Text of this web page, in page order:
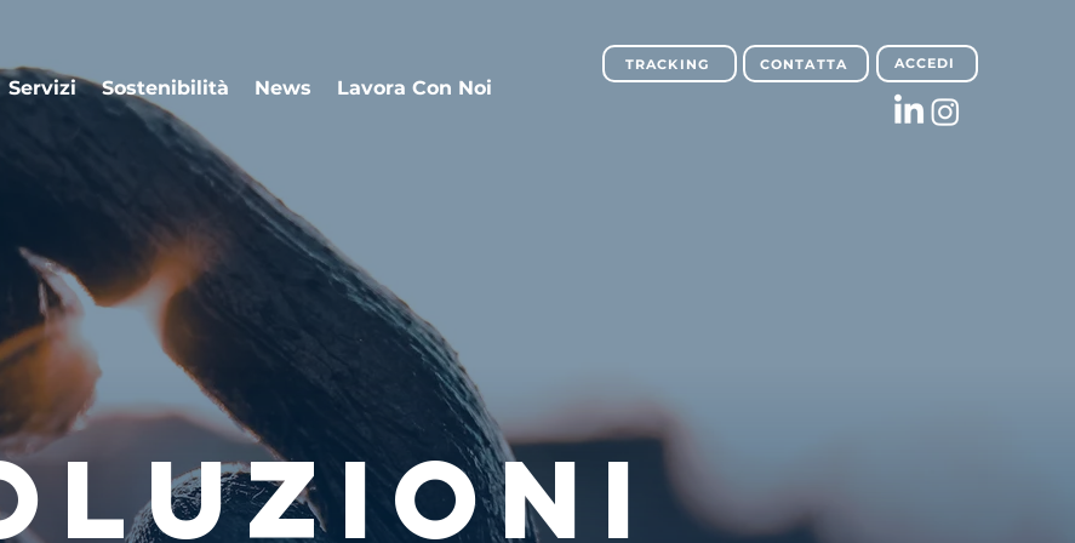
Servizi Sostenibilità News Lavora Con Noi
TRACKING CONTATTA ACCEDI